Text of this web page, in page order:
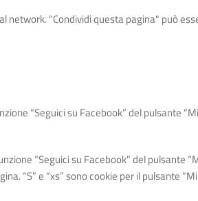
network. "Condividi questa pagina" può
“Seguici su Facebook” del pulsante “Mi
“Seguici su Facebook” del pulsante
“S” e “xs” sono cookie per il pulsante “Mi